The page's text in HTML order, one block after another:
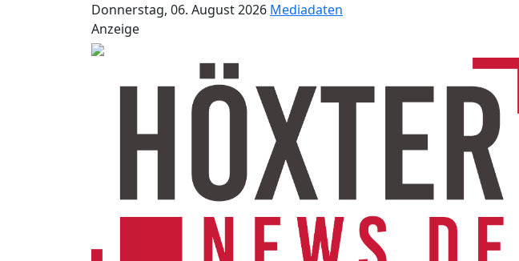
Donnerstag, 06. August 2026 Mediadaten
Anzeige